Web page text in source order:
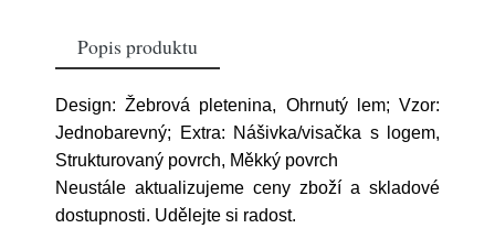
Popis produktu
Design: Žebrová pletenina, Ohrnutý lem; Vzor:
Jednobarevný; Extra: Nášivka/visačka s logem,
Strukturovaný povrch, Měkký povrch
Neustále aktualizujeme ceny zboží a skladové
dostupnosti. Udělejte si radost.